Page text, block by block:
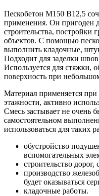
Пескобетон М150 B12,5
применения. Он пригоден
строительства,
объектов. С помощью
выполнить кладочные,
Подходит для заделки
Используется для стяжки,
поверхность при
Материал применяется
этажности, активно
Смесь застывает не очень
самостоятельном
использоваться для таких
обустройство
вспомогательных
строительство
производство
будет оказываться
кладочные работы.